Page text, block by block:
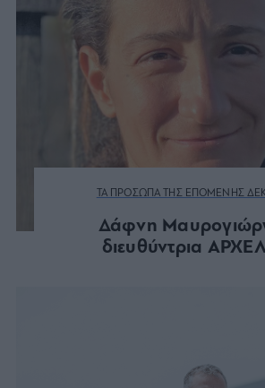
ΤΑ ΠΡΟΣΩΠΑ ΤΗΣ ΕΠΟΜΕΝΗΣ
Δάφνη
διευθύντρια